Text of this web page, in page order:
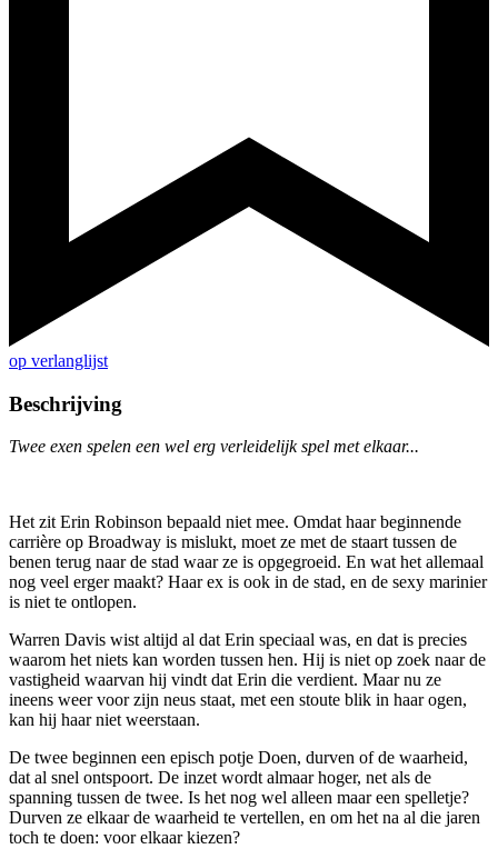
op verlanglijst
Beschrijving
Twee exen spelen een wel erg verleidelijk spel met elkaar...
Het zit Erin Robinson bepaald niet mee. Omdat haar beginnende
carrière op Broadway is mislukt, moet ze met de staart tussen de
benen terug naar de stad waar ze is opgegroeid. En wat het allemaal
nog veel erger maakt? Haar ex is ook in de stad, en de sexy marinier
is niet te ontlopen.
Warren Davis wist altijd al dat Erin speciaal was, en dat is precies
waarom het niets kan worden tussen hen. Hij is niet op zoek naar de
vastigheid waarvan hij vindt dat Erin die verdient. Maar nu ze
ineens weer voor zijn neus staat, met een stoute blik in haar ogen,
kan hij haar niet weerstaan.
De twee beginnen een episch potje Doen, durven of de waarheid,
dat al snel ontspoort. De inzet wordt almaar hoger, net als de
spanning tussen de twee. Is het nog wel alleen maar een spelletje?
Durven ze elkaar de waarheid te vertellen, en om het na al die jaren
toch te doen: voor elkaar kiezen?